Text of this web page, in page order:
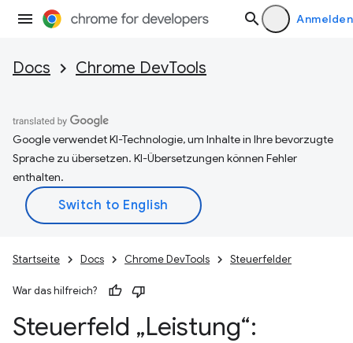
Anmelden
Docs Chrome DevTools
Google verwendet KI-Technologie, um Inhalte in Ihre bevorzugte
Sprache zu übersetzen. KI-Übersetzungen können Fehler
enthalten.
Startseite Docs Chrome DevTools Steuerfelder
War das hilfreich?
Steuerfeld „Leistung“: